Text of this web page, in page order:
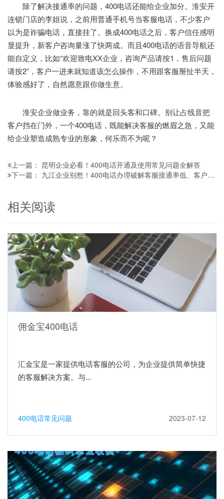
除了解决接通率的问题，400电话还能给企业加分。淮安开
连锁门店的李姐说，之前用普通手机号当客服电话，不少客户
以为是诈骗电话，直接挂了。换成400电话之后，客户信任感明
显提升，新客户咨询量涨了快两成。而且400电话的语音导航还
能自定义，比如“欢迎致电XX企业，咨询产品请按1，售后问题
请按2”，客户一进来就知道该怎么操作，不用跟客服掰扯半天，
体验感好了，自然愿意跟你做生意。
淮安企业做业务，靠的就是回头客和口碑。别让占线音把
客户挡在门外，一个400电话，既能解决客服的燃眉之急，又能
给企业塑造成熟专业的形象，何乐而不为呢？
上一篇： 昆明企业必看！400电话开通及使用常见问题全解答
下一篇： 九江企业别愁！400电话办理破解客服接通率低、客户流失难题
相关阅读
佣金宝400电话
汇金宝是一家提供电话客服的公司，为企业提供简单快捷
的客服解决方案。与...
400电话常见问题 2023-07-12